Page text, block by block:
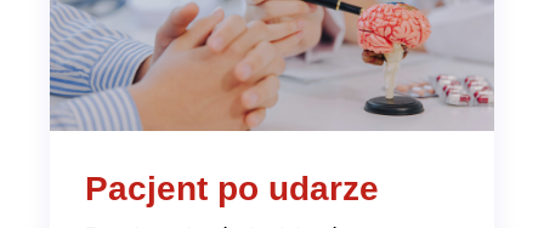
Pacjent po udarze